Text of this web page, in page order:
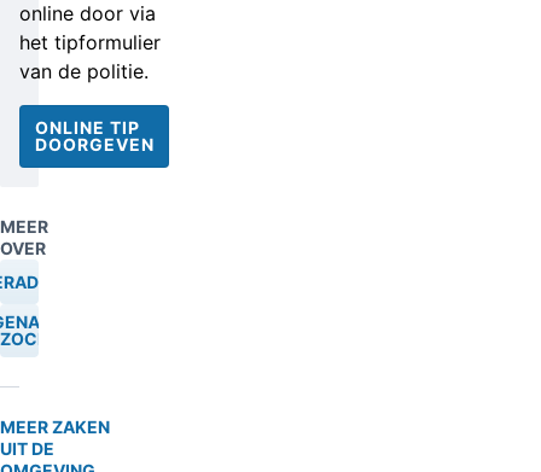
online door via
het tipformulier
van de politie.
ONLINE TIP
DOORGEVEN
MEER
OVER
MEER ZAKEN
UIT DE